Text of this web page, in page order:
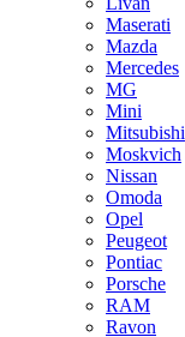
Maserati
Mazda
Mercedes
MG
Mini
Mitsubishi
Moskvich
Nissan
Omoda
Opel
Peugeot
Pontiac
Porsche
RAM
Ravon